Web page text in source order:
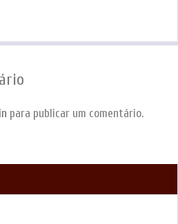
para publicar um comentário.